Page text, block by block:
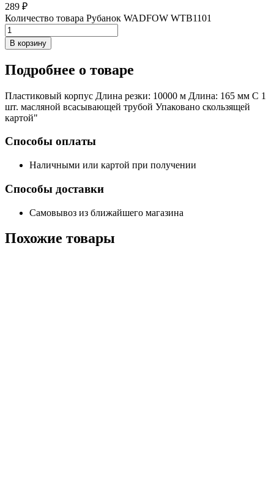
289 ₽
Количество товара Рубанок WADFOW WTB1101
В корзину
Подробнее о товаре
Пластиковый корпус Длина резки: 10000 м Длина: 165 мм С 1
шт. масляной всасывающей трубой Упаковано скользящей
картой"
Способы оплаты
Наличными или картой при получении
Способы доставки
Самовывоз из ближайшего магазина
Похожие товары